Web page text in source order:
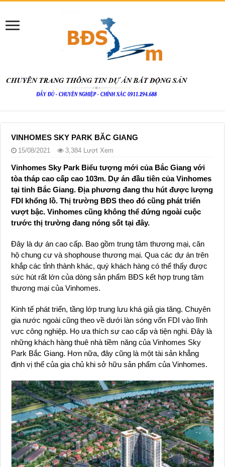
VINHOMES SKY PARK BĂC GIANG
15/08/2021 3,384 Lượt Xem
Vinhomes Sky Park Biểu tượng mới của Bắc Giang với
tòa tháp cao cấp cao 103m. Dự án đầu tiên của Vinhomes
tại tỉnh Bắc Giang. Địa phương đang thu hút được lượng
FDI khổng lồ. Thị trường BĐS theo đó cũng phát triển
vượt bậc. Vinhomes cũng không thể đứng ngoài cuộc
trước thị trường đang nóng sốt tại đây.
Đây là dự án cao cấp. Bao gồm trung tâm thương mại, căn
hộ chung cư và shophouse thương mại. Qua các dự án trên
khắp các tỉnh thành khác, quý khách hàng có thể thấy được
sức hút rất lớn của dòng sản phẩm BĐS kết hợp trung tâm
thương mại của Vinhomes.
Kinh tế phát triển, tầng lớp trung lưu khá giả gia tăng. Chuyên
gia nước ngoài cũng theo về dưới làn sóng vốn FDI vào lĩnh
vực công nghiệp. Họ ưa thích sự cao cấp và tiện nghi. Đây là
những khách hàng thuê nhà tiềm năng của Vinhomes Sky
Park Bắc Giang. Hơn nữa, đây cũng là một tài sản khẳng
định vị thế của gia chủ khi sở hữu sản phẩm của Vinhomes.